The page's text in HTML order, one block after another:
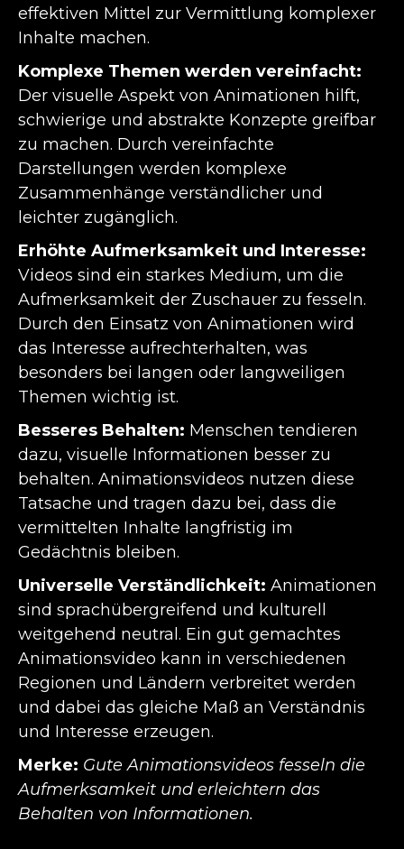
effektiven Mittel zur Vermittlung komplexer
Inhalte machen.
Komplexe Themen werden vereinfacht:
Der visuelle Aspekt von Animationen hilft,
schwierige und abstrakte Konzepte greifbar
zu machen. Durch vereinfachte
Darstellungen werden komplexe
Zusammenhänge verständlicher und
leichter zugänglich.
Erhöhte Aufmerksamkeit und Interesse:
Videos sind ein starkes Medium, um die
Aufmerksamkeit der Zuschauer zu fesseln.
Durch den Einsatz von Animationen wird
das Interesse aufrechterhalten, was
besonders bei langen oder langweiligen
Themen wichtig ist.
Besseres Behalten: Menschen tendieren
dazu, visuelle Informationen besser zu
behalten. Animationsvideos nutzen diese
Tatsache und tragen dazu bei, dass die
vermittelten Inhalte langfristig im
Gedächtnis bleiben.
Universelle Verständlichkeit: Animationen
sind sprachübergreifend und kulturell
weitgehend neutral. Ein gut gemachtes
Animationsvideo kann in verschiedenen
Regionen und Ländern verbreitet werden
und dabei das gleiche Maß an Verständnis
und Interesse erzeugen.
Merke: Gute Animationsvideos fesseln die
Aufmerksamkeit und erleichtern das
Behalten von Informationen.